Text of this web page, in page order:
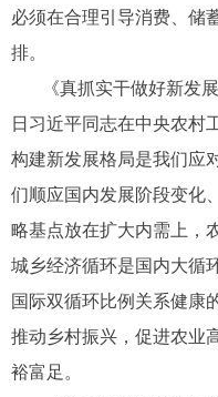
必须在合理引导消费、储
排。
《真抓实干做好新发
日习近平同志在中央农村
构建新发展格局是我们应
们顺应国内发展阶段变化
略基点放在扩大内需上，
城乡经济循环是国内大循
国际双循环比例关系健康
推动乡村振兴，促进农业
裕富足。